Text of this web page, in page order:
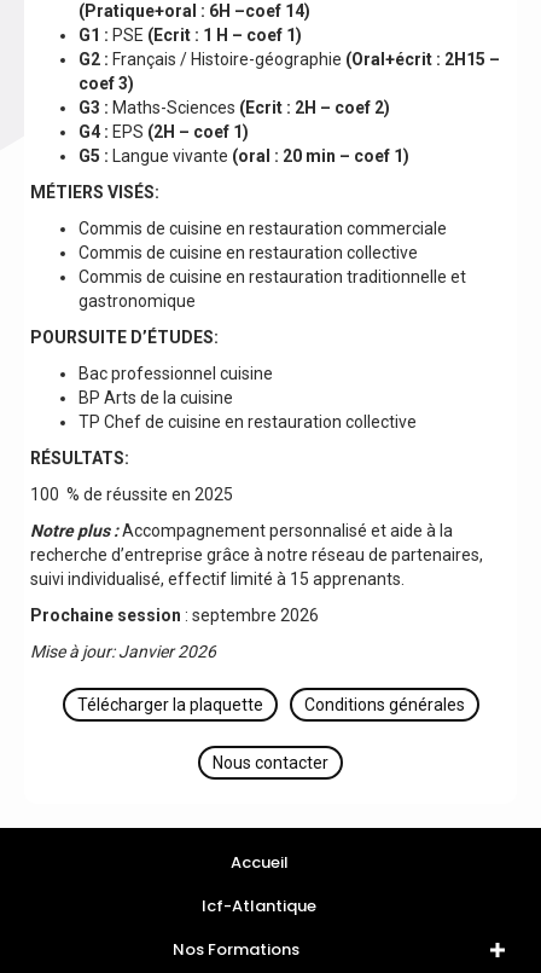
(Pratique+oral : 6H –coef 14)
G1 : PSE (Ecrit : 1 H – coef 1)
G2 : Français / Histoire-géographie (Oral+écrit : 2H15 –
coef 3)
G3 : Maths-Sciences (Ecrit : 2H – coef 2)
G4 : EPS (2H – coef 1)
G5 :
Langue vivante (oral : 20 min – coef 1)
MÉTIERS VISÉS:
Commis de cuisine en restauration commerciale
Commis de cuisine en restauration collective
Commis de cuisine en restauration traditionnelle et
gastronomique
POURSUITE D’ÉTUDES:
Bac professionnel cuisine
BP Arts de la cuisine
TP Chef de cuisine en restauration collective
RÉSULTATS:
100 % de réussite en 2025
Notre plus :Accompagnement personnalisé et aide à la
recherche d’entreprise grâce à notre réseau de partenaires,
suivi individualisé, effectif limité à 15 apprenants.
Prochaine session : septembre 2026
Mise à jour: Janvier 2026
Télécharger la plaquette Conditions générales
Nous contacter
Accueil
Icf-Atlantique
Nos Formations